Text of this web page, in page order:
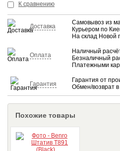
К сравнению
Доставка
Самовывоз из
Курьером по
На склад Новой
Оплата
Наличный
Безналичный
Платежными
Гарантия
Гарантия от
Обмен/возврат
Похожие товары